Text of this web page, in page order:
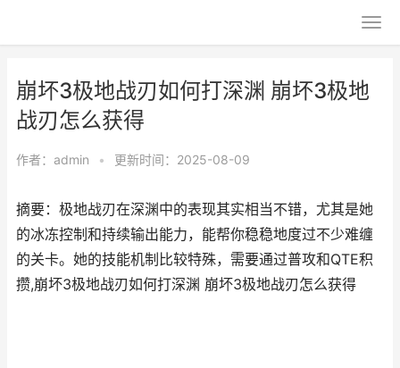
崩坏3极地战刃如何打深渊 崩坏3极地
战刃怎么获得
作者： admin • 更新时间：2025-08-09
摘要：极地战刃在深渊中的表现其实相当不错，尤其是她
的冰冻控制和持续输出能力，能帮你稳稳地度过不少难缠
的关卡。她的技能机制比较特殊，需要通过普攻和QTE积
攒,崩坏3极地战刃如何打深渊 崩坏3极地战刃怎么获得